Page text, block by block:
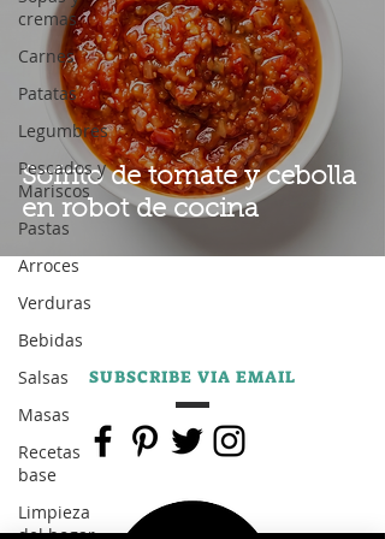
cremas
Carnes
Patatas
Legumbres
Pescados y
Mariscos
Pastas
Arroces
Verduras
Bebidas
Salsas
Masas
Recetas
base
Limpieza
Sofrito de tomate y cebolla
en robot de cocina
SUBSCRIBE VIA EMAIL